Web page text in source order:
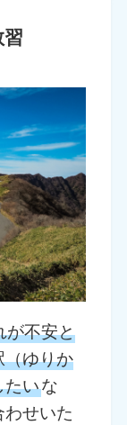
が不安と
（ゆりか
たいな
わせいた